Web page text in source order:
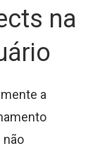
na
a
não